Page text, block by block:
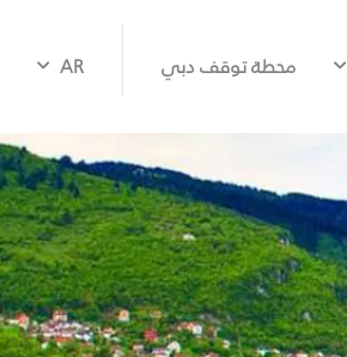
محطة توقف دبي AR